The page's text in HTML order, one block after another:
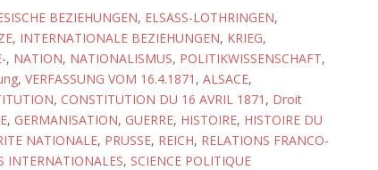
BEZIEHUNGEN, ELSASS-LOTHRINGEN,
, INTERNATIONALE BEZIEHUNGEN, KRIEG,
, NATION, NATIONALISMUS, POLITIKWISSENSCHAFT,
, VERFASSUNG VOM 16.4.1871 , ALSACE,
, CONSTITUTION DU 16 AVRIL 1871 , Droit
, GERMANISATION, GUERRE, HISTOIRE, HISTOIRE DU
NATIONALE, PRUSSE, REICH, RELATIONS FRANCO-
INTERNATIONALES, SCIENCE POLITIQUE